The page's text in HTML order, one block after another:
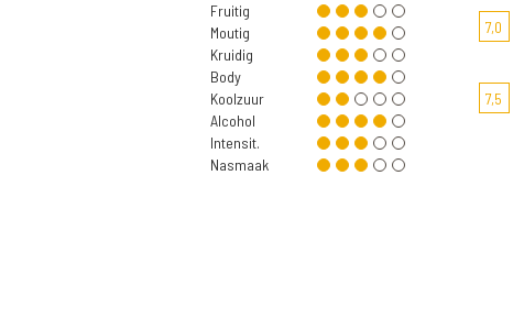
Fruitig
Moutig
Kruidig
Body
Koolzuur
Alcohol
Intensit.
Nasmaak
7,0
7,5